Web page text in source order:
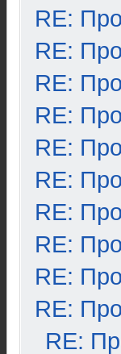
RE:
RE:
RE:
RE:
RE:
RE:
RE:
RE:
RE:
RE:
RE: